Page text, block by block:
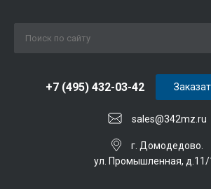
sales@342mz.ru
+7 (495) 432-03-42
г. Домодедово.
ул. Промышленная, д.11/